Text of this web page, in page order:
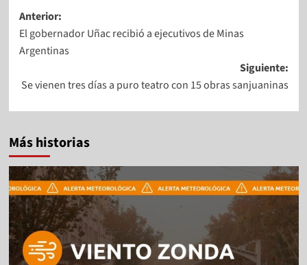
Anterior:
El gobernador Uñac recibió a ejecutivos de Minas
Argentinas
Siguiente:
Se vienen tres días a puro teatro con 15 obras sanjuaninas
Más historias